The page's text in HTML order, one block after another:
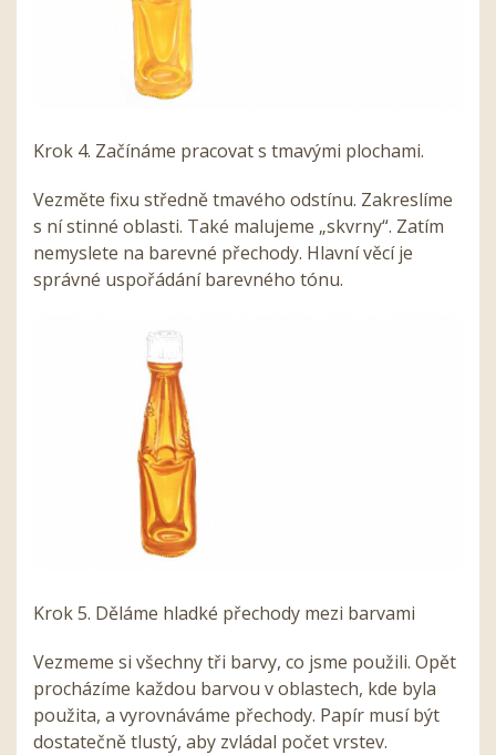
Krok 4. Začínáme pracovat s tmavými plochami.
Vezměte fixu středně tmavého odstínu. Zakreslíme
s ní stinné oblasti. Také malujeme „skvrny“. Zatím
nemyslete na barevné přechody. Hlavní věcí je
správné uspořádání barevného tónu.
Krok 5. Děláme hladké přechody mezi barvami
Vezmeme si všechny tři barvy, co jsme použili. Opět
procházíme každou barvou v oblastech, kde byla
použita, a vyrovnáváme přechody. Papír musí být
dostatečně tlustý, aby zvládal počet vrstev.